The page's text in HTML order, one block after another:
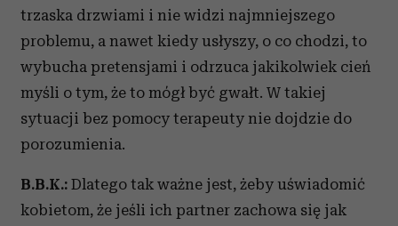
trzaska drzwiami i nie widzi najmniejszego
problemu, a nawet kiedy usłyszy, o co chodzi, to
wybucha pretensjami i odrzuca jakikolwiek cień
myśli o tym, że to mógł być gwałt. W takiej
sytuacji bez pomocy terapeuty nie dojdzie do
porozumienia.
B.B.K.: Dlatego tak ważne jest, żeby uświadomić
kobietom, że jeśli ich partner zachowa się jak